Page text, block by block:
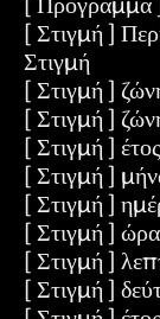
[ Στιγμή ]
Στιγμή
[ Στιγμή ]
[ Στιγμή ]
[ Στιγμή ]
[ Στιγμή ]
[ Στιγμή ]
[ Στιγμή ]
[ Στιγμή ]
[ Στιγμή ]